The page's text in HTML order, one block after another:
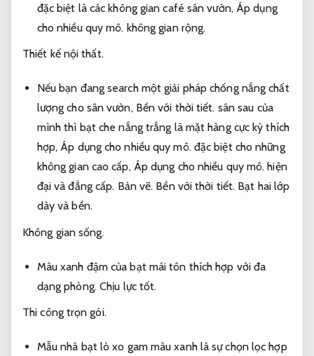
đặc biệt là các không gian café sân vườn, Áp dụng
cho nhiều quy mô. không gian rộng.
Thiết kế nội thất.
Nếu bạn đang search một giải pháp chống nắng chất
lượng cho sân vườn, Bền với thời tiết. sân sau của
mình thì bạt che nắng trắng là mặt hàng cực kỳ thích
hợp,Áp dụng cho nhiều quy mô.đặc biệt cho những
không gian cao cấp, Áp dụng cho nhiều quy mô. hiện
đại và đẳng cấp. Bản vẽ. Bền với thời tiết. Bạt hai lớp
dày và bền.
Không gian sống.
Màu xanh đậm của bạt mái tôn thích hợp với đa
dạng phòng. Chịu lực tốt.
Thi công trọn gói.
Mẫu nhà bạt lò xo gam màu xanh là sự chọn lọc hợp